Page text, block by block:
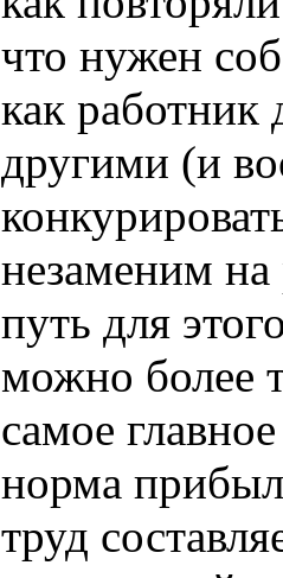
что нужен
как работник
другими (и
незаменим
путь для
можно более
самое
норма
труд